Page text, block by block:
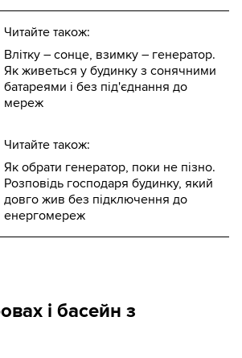
Читайте також:
Влітку – сонце, взимку – генератор.
Як живеться у будинку з сонячними
батареями і без під'єднання до
мереж
Читайте також:
Як обрати генератор, поки не пізно.
Розповідь господаря будинку, який
довго жив без підключення до
енергомереж
і басейн з